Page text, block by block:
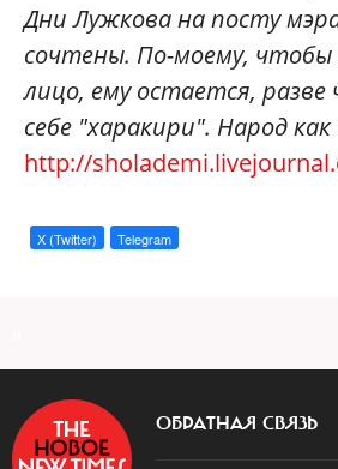
Дни Лужкова на посту
сочтены. По-моему, чтобы
лицо, ему остается, разве
себе "харакири". Народ
http://
X (Twitter) Telegram
ОБРАТНАЯ СВЯЗЬ